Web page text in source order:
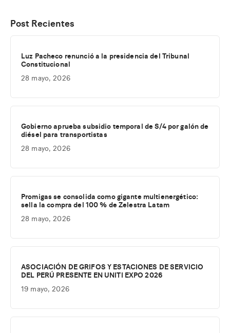
Post Recientes
Luz Pacheco renunció a la presidencia del Tribunal
Constitucional
28 mayo, 2026
Gobierno aprueba subsidio temporal de S/4 por galón de
diésel para transportistas
28 mayo, 2026
Promigas se consolida como gigante multienergético:
sella la compra del 100 % de Zelestra Latam
28 mayo, 2026
ASOCIACIÓN DE GRIFOS Y ESTACIONES DE SERVICIO
DEL PERÚ PRESENTE EN UNITI EXPO 2026
19 mayo, 2026